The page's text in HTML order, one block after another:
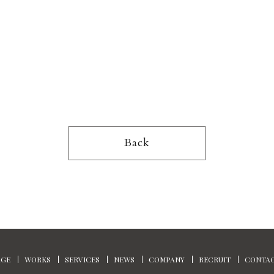
Back
WORKS SERVICES NEWS COMPANY RECRUIT